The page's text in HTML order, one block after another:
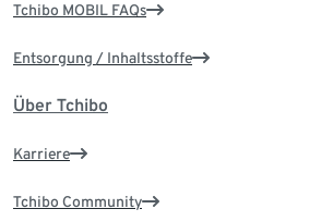
Tchibo MOBIL FAQs
Entsorgung / Inhaltsstoffe
Über Tchibo
Karriere
Tchibo Community